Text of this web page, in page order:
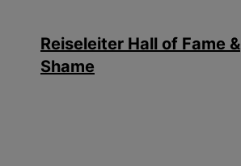
Reiseleiter Hall of Fame &
Shame